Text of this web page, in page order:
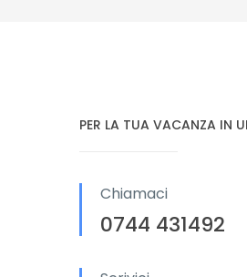
PER LA TUA VACANZA IN
Chiamaci
0744 431492